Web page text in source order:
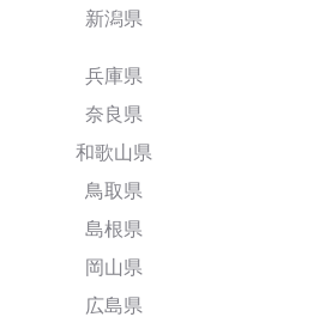
新潟県
兵庫県
奈良県
和歌山県
鳥取県
島根県
岡山県
広島県